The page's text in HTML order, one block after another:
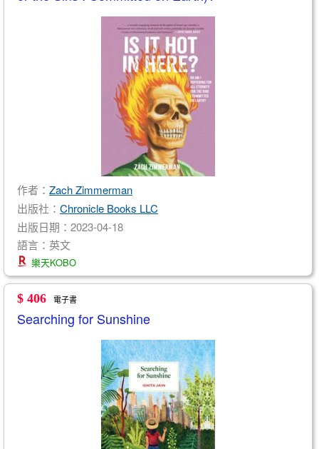
作者： Zach Zimmerman
出版社： Chronicle Books LLC
出版日期：2023-04-18
語言：英文
樂天KOBO
$ 406 電子書
Searching for Sunshine